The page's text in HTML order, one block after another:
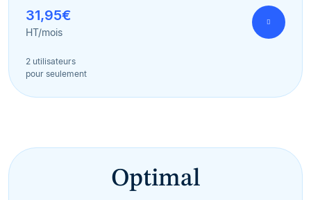
31,95€
HT/mois
2 utilisateurs
pour seulement
Optimal